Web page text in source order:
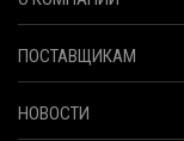
ПОСТАВЩИКАМ
НОВОСТИ